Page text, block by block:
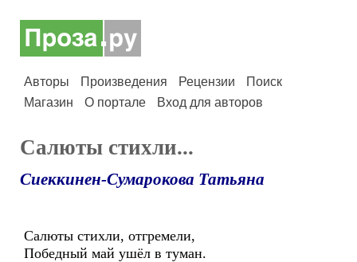
Авторы Произведения Рецензии
Поиск
Магазин
О портале Вход для авторов
Салюты стихли...
Сиеккинен-Сумарокова Татьяна
Салюты стихли, отгремели,
Победный май ушёл в туман.